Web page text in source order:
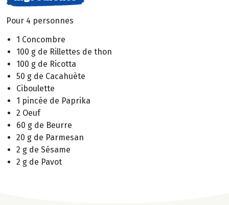
Pour 4 personnes
1 Concombre
100 g de Rillettes de thon
100 g de Ricotta
50 g de Cacahuète
Ciboulette
1 pincée de Paprika
2 Oeuf
60 g de Beurre
20 g de Parmesan
2 g de Sésame
2 g de Pavot